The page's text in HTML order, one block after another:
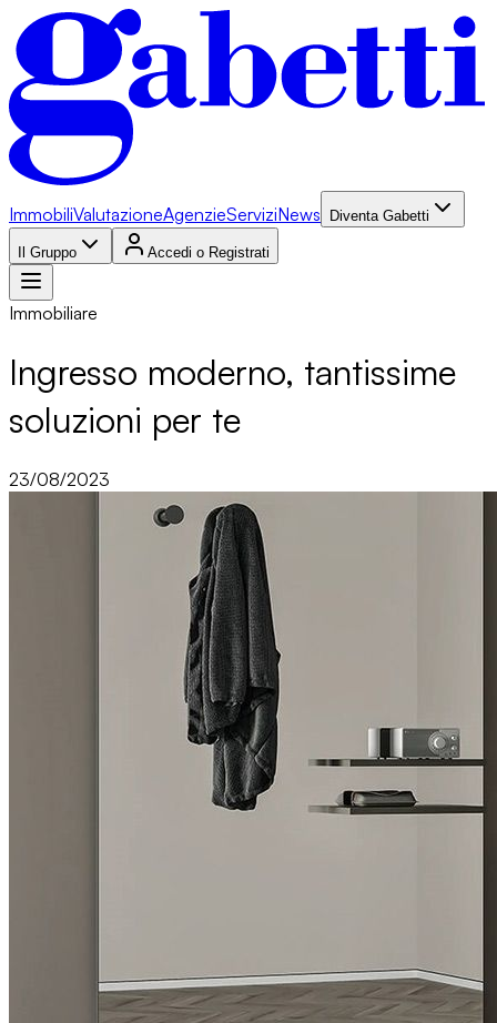
ImmobiliValutazioneAgenzieServiziNews Diventa Gabetti
Il Gruppo Accedi o Registrati
Immobiliare
Ingresso moderno, tantissime
soluzioni per te
23/08/2023